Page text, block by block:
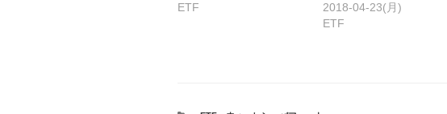
ETF
2018-04-23(月)
ETF